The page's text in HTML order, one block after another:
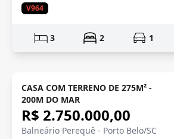
V964
3 2 1
CASA COM TERRENO DE 275M² -
200M DO MAR
R$ 2.750.000,00
Balneário Perequê - Porto Belo/SC